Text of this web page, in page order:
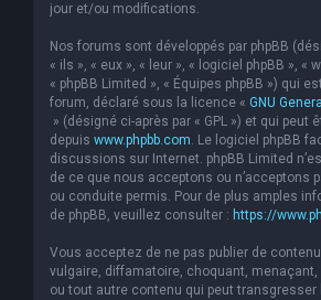
jour et/ou modifications.
Nos forums sont développés par phpBB
« ils », « eux », « leur », « logiciel phpBB », «
« phpBB Limited », « Équipes phpBB ») qui
forum, déclaré sous la licence « GNU
» (désigné ci-après par « GPL ») et qui peut
depuis www.phpbb.com. Le logiciel phpBB
discussions sur Internet. phpBB Limited
de ce que nous acceptons ou n’acceptons
ou conduite permis. Pour de plus amples
de phpBB, veuillez consulter : https://
Vous acceptez de ne pas publier de
vulgaire, diffamatoire, choquant, menaçant,
ou tout autre contenu qui peut